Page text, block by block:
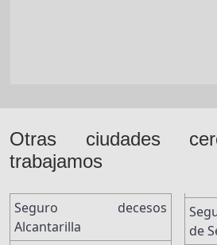
Otras ciudades
trabajamos
Seguro decesos
Alcantarilla
de